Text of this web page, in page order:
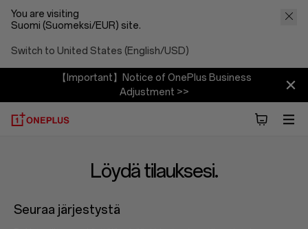
You are visiting
Suomi (Suomeksi/EUR) site.
Switch to United States (English/USD)
【Important】Notice of OnePlus Business
Adjustment >>
Löydä tilauksesi.
Seuraa järjestystä